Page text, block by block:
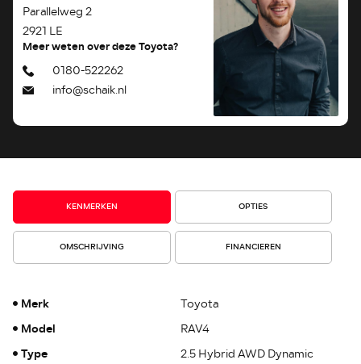
Parallelweg 2
2921 LE
Meer weten over deze Toyota?
0180-522262
info@schaik.nl
KENMERKEN OPTIES
OMSCHRIJVING FINANCIEREN
Merk Toyota
Model RAV4
Type 2.5 Hybrid AWD Dynamic